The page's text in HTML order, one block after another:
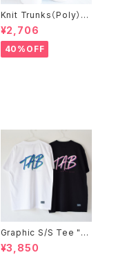
Knit Trunks（Poly）カ
ラーバリエーション
¥2,706
40%OFF
Graphic S/S Tee "B
＆G"
¥3,850